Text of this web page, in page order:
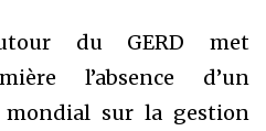
du GERD met
l’absence d’un
mondial sur la gestion